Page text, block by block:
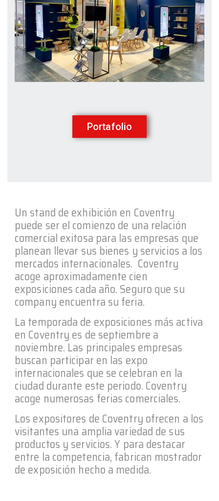
Portafolio
Un stand de exhibición en Coventry
puede ser el comienzo de una relación
comercial exitosa para las empresas que
planean llevar sus bienes y servicios a los
mercados internacionales. Coventry
acoge aproximadamente cien
exposiciones cada año. Seguro que su
company encuentra su feria.
La temporada de exposiciones más activa
en Coventry es de septiembre a
noviembre. Las principales empresas
buscan participar en las expo
internacionales que se celebran en la
ciudad durante este periodo. Coventry
acoge numerosas ferias comerciales.
Los expositores de Coventry ofrecen a los
visitantes una amplia variedad de sus
productos y servicios. Y para destacar
entre la competencia, fabrican mostrador
de exposición hecho a medida.